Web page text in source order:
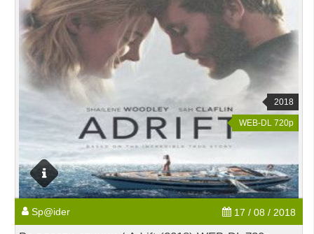
2018
WEB-DL 720p
Sp@ider 17 / 08 / 2018